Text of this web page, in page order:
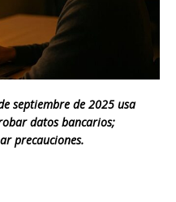
septiembre de 2025 usa
datos bancarios;
precauciones.